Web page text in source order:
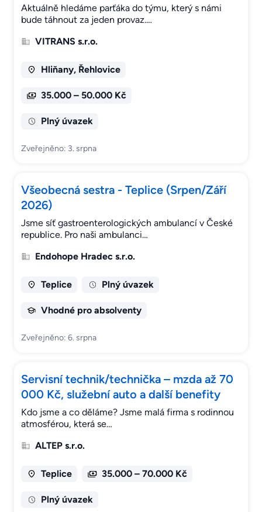
Aktuálně hledáme parťáka do týmu, který s námi
bude táhnout za jeden provaz.…
VITRANS s.r.o.
Hliňany, Řehlovice
35.000 – 50.000 Kč
Plný úvazek
Zveřejněno: 3. srpna
Všeobecná sestra - Teplice (Srpen/Září
2026)
Jsme síť gastroenterologických ambulancí v České
republice. Pro naši ambulanci…
Endohope Hradec s.r.o.
Teplice Plný úvazek
Vhodné pro absolventy
Zveřejněno: 6. srpna
Servisní technik/technička – mzda až 70
000 Kč, služební auto a další benefity
Kdo jsme a co děláme? Jsme malá firma s rodinnou
atmosférou, která se…
ALTEP s.r.o.
Teplice 35.000 – 70.000 Kč
Plný úvazek